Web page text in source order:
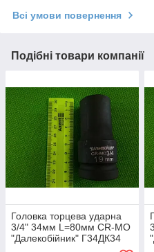
Всі умови повернення
Подібні товари компанії
Головка торцева ударна
3/4" 34мм L=80мм CR-MO
"Далекобійник" Г34ДК34